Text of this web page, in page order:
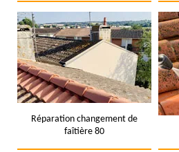
Réparation changement de
faîtière 80